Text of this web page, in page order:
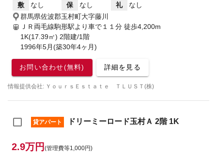
敷 なし 保 なし 礼
なし
群馬県佐波郡玉村町大字藤川
ＪＲ両毛線駒形駅より車で１１分 徒歩4,200m
1K(17.39㎡) 2階建/1階
1996年5月(築30年4ヶ月)
お問い合わせ(無料) 詳細を見る
情報提供会社: ＹｏｕｒｓＥｓｔａｔｅ ＴＬＵＳＴ(株)
貸アパート ドリーミーロード玉村Ａ 2階 1K
2.9万円 (管理費等1,000円)